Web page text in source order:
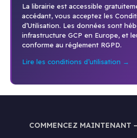
La librairie est accessible
accédant, vous acceptez les
d’Utilisation. Les données sont
infrastructure GCP en Europe, et
conforme au réglement RGPD.
Lire les conditions d’utilisation →
COMMENCEZ MAINTENANT